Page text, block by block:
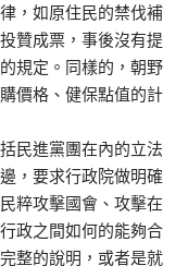
，如原住民的禁伐補
贊成票，事後沒有提
規定。同樣的，朝野
價格、健保點值的計
民進黨團在內的立法
，要求行政院做明確
粹攻擊國會、攻擊在
政之間如何的能夠合
整的說明，或者是就